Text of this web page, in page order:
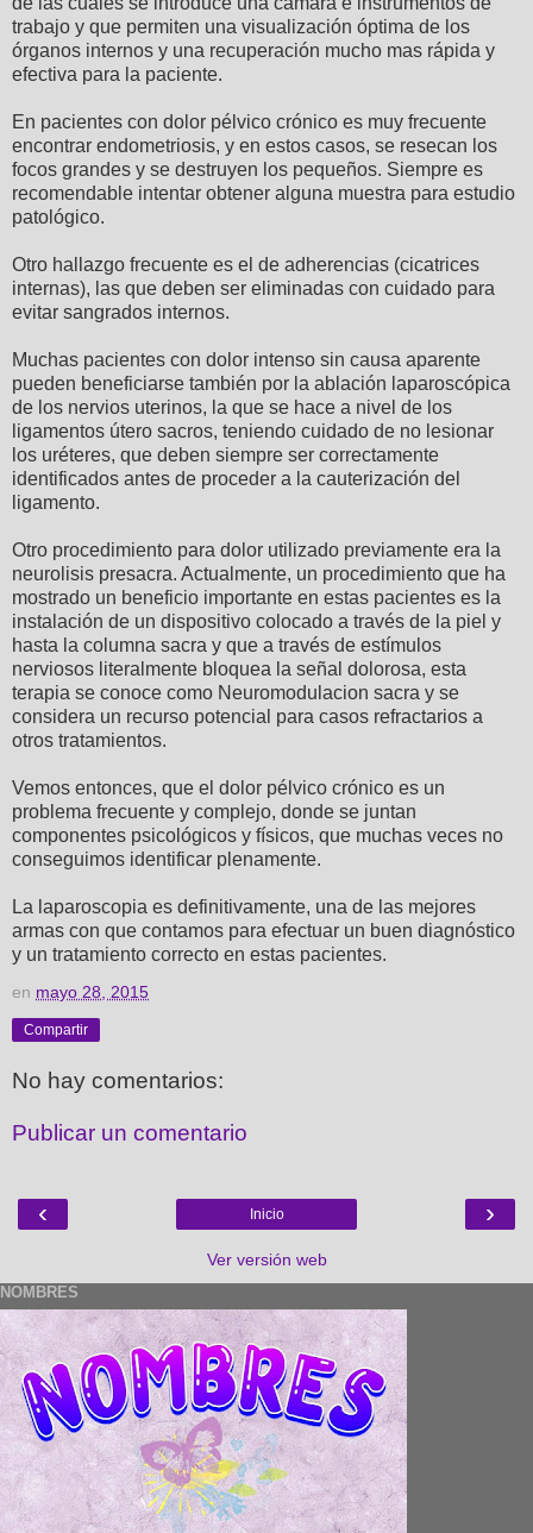
trabajo y que permiten una visualización óptima de los
órganos internos y una recuperación mucho mas rápida y
efectiva para la paciente.
En pacientes con dolor pélvico crónico es muy frecuente
encontrar endometriosis, y en estos casos, se resecan los
focos grandes y se destruyen los pequeños. Siempre es
recomendable intentar obtener alguna muestra para estudio
patológico.
Otro hallazgo frecuente es el de adherencias (cicatrices
internas), las que deben ser eliminadas con cuidado para
evitar sangrados internos.
Muchas pacientes con dolor intenso sin causa aparente
pueden beneficiarse también por la ablación laparoscópica
de los nervios uterinos, la que se hace a nivel de los
ligamentos útero sacros, teniendo cuidado de no lesionar
los uréteres, que deben siempre ser correctamente
identificados antes de proceder a la cauterización del
ligamento.
Otro procedimiento para dolor utilizado previamente era la
neurolisis presacra. Actualmente, un procedimiento que ha
mostrado un beneficio importante en estas pacientes es la
instalación de un dispositivo colocado a través de la piel y
hasta la columna sacra y que a través de estímulos
nerviosos literalmente bloquea la señal dolorosa, esta
terapia se conoce como Neuromodulacion sacra y se
considera un recurso potencial para casos refractarios a
otros tratamientos.
Vemos entonces, que el dolor pélvico crónico es un
problema frecuente y complejo, donde se juntan
componentes psicológicos y físicos, que muchas veces no
conseguimos identificar plenamente.
La laparoscopia es definitivamente, una de las mejores
armas con que contamos para efectuar un buen diagnóstico
y un tratamiento correcto en estas pacientes.
en mayo 28, 2015
Compartir
No hay comentarios:
Publicar un comentario
‹ ›
Inicio
Ver versión web
NOMBRES